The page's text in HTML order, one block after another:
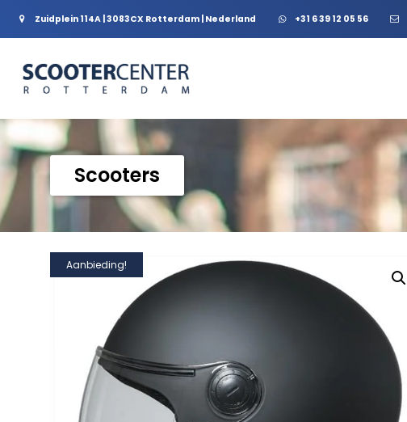
Zuidplein 114A | 3083CX Rotterdam | Nederland +31 6 39 12 05 56
Scooters
Aanbieding!